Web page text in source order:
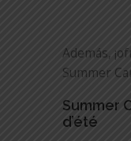
Además,
Summer
Summer
d’été